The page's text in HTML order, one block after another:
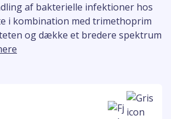
af bakterielle infektioner hos
i kombination med trimethoprim
og dække et bredere spektrum